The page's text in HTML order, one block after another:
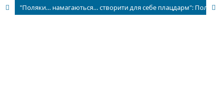
"Поляки… намагаються… створити для себе плацдарм": Польсько-український конфлікт 1942—1947 рр. у документах радянських органів держбезпеки